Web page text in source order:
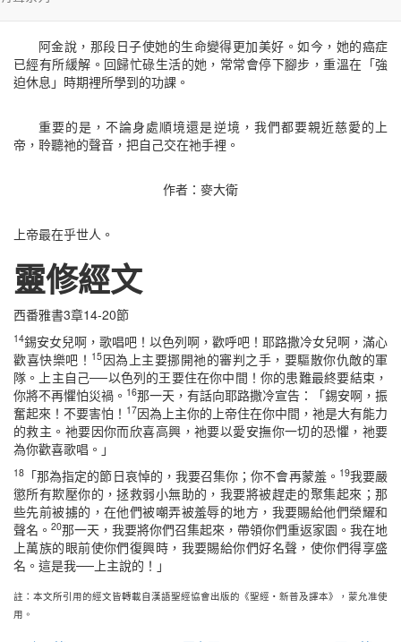
阿金說，那段日子使她的生命變得更加美好。如今，她的癌症
已經有所緩解。回歸忙碌生活的她，常常會停下腳步，重溫在「強
迫休息」時期裡所學到的功課。
重要的是，不論身處順境還是逆境，我們都要親近慈愛的上
帝，聆聽祂的聲音，把自己交在祂手裡。
作者：麥大衛
上帝最在乎世人。
靈修經文
西番雅書3章14-20節
14錫安女兒啊，歌唱吧！以色列啊，歡呼吧！耶路撒冷女兒啊，滿心
歡喜快樂吧！ 15因為上主要挪開祂的審判之手，要驅散你仇敵的軍
隊。上主自己──以色列的王要住在你中間！你的患難最終要結束，
你將不再懼怕災禍。 16那一天，有話向耶路撒冷宣告：「錫安啊，振
奮起來！不要害怕！ 17因為上主你的上帝住在你中間，祂是大有能力
的救主。祂要因你而欣喜高興，祂要以愛安撫你一切的恐懼，祂要
為你歡喜歌唱。」
18 「那為指定的節日哀悼的，我要召集你；你不會再蒙羞。 19我要嚴
懲所有欺壓你的，拯救弱小無助的，我要將被趕走的聚集起來；那
些先前被擄的，在他們被嘲弄被羞辱的地方，我要賜給他們榮耀和
聲名。 20那一天，我要將你們召集起來，帶領你們重返家園。我在地
上萬族的眼前使你們復興時，我要賜給你們好名聲，使你們得享盛
名。這是我──上主說的！」
註：本文所引用的經文皆轉載自漢語聖經協會出版的《聖經・新普及譯本》，蒙允准使
用。